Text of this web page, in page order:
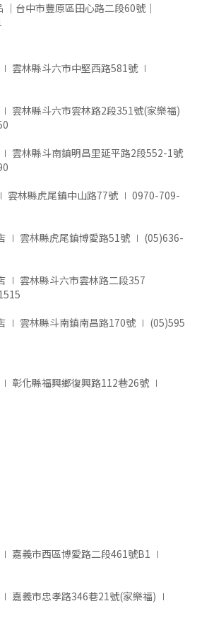
｜台中市豐原區田心路二段60號｜
雲林縣斗六市中堅西路581號 ∣
雲林縣斗六市雲林路2段351號(家樂福)
雲林縣斗南鎮明昌里延平路2段552-1號
雲林縣虎尾鎮中山路77號 ∣ 0970-709-
∣ 雲林縣虎尾鎮博愛路51號 ∣ (05)636-
∣ 雲林縣斗六市雲林路二段357
∣ 雲林縣斗南鎮南昌路170號 ∣ (05)595
彰化縣福興鄉復興路112巷26號 ∣
嘉義市西區博愛路二段461號B1 ∣
嘉義市忠孝路346巷21號(家樂福) ∣